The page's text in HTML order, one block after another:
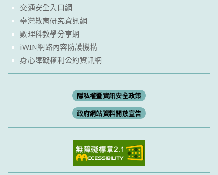
交通安全入口網
臺灣教育研究資訊網
數理科教學分享網
iWIN網路內容防護機構
身心障礙權利公約資訊網
隱私權暨資訊安全政策
政府網站資料開放宣告